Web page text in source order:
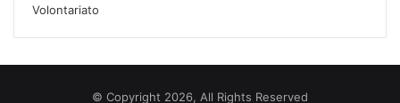
Volontariato
© Copyright 2026, All Rights Reserved